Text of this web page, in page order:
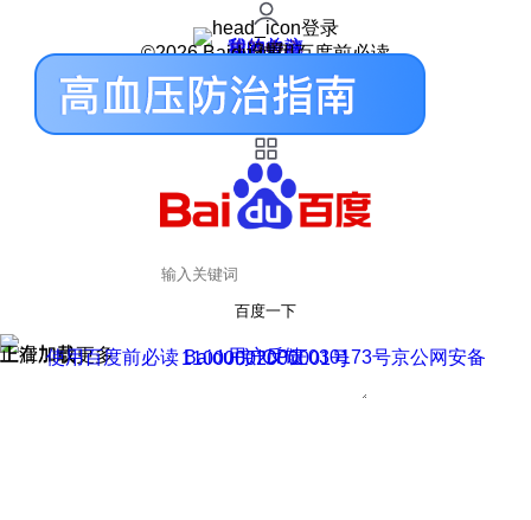
登录
我的关注
我的收藏
皮肤中心
用户反馈
设置
©2026 Baidu 使用百度前必读
百度一下
正在加载
上滑加载更多 用户反馈
使用百度前必读 Baidu 京ICP证030173号
京公网安备11000002000001号